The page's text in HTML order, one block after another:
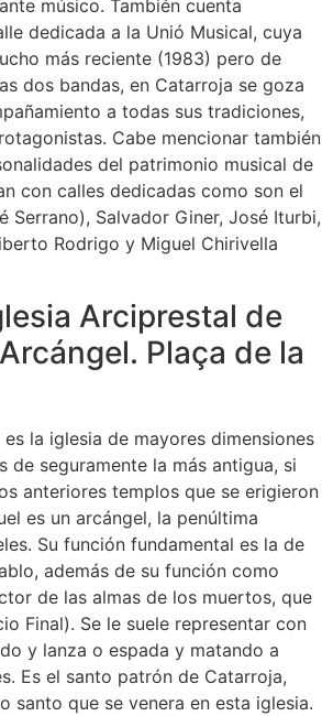
músico. También cuenta
dedicada a la Unió Musical, cuya
más reciente (1983) pero de
dos bandas, en Catarroja se goza
a todas sus tradiciones,
Cabe mencionar también
del patrimonio musical de
con calles dedicadas como son el
Serrano), Salvador Giner, José Iturbi,
Rodrigo y Miguel Chirivella
Arciprestal de
Plaça de la
la iglesia de mayores dimensiones
de seguramente la más antigua, si
anteriores templos que se erigieron
es un arcángel, la penúltima
Su función fundamental es la de
además de su función como
de las almas de los muertos, que
Final). Se le suele representar con
y lanza o espada y matando a
Es el santo patrón de Catarroja,
santo que se venera en esta iglesia.